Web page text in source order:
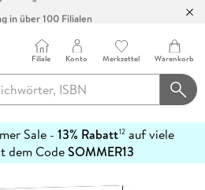
Filiale Konto Merkzettel Warenkorb
Sale - 13% Rabatt12 auf viele
dem CodeSOMMER13